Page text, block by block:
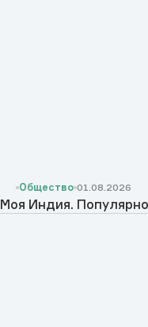
Общество 01.08.2026
Моя Индия.